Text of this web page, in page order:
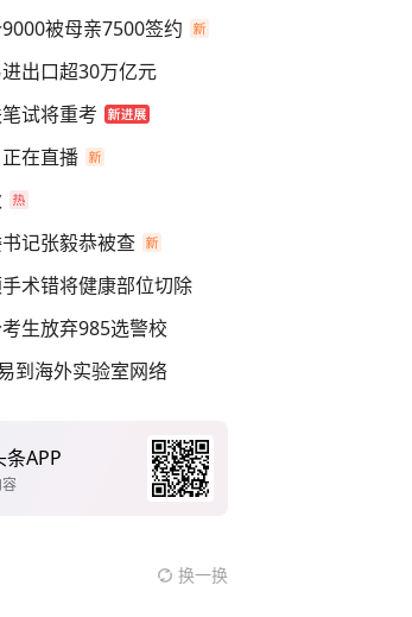
被母亲7500签约
出口超30万亿元
试将重考
正在直播
记张毅恭被查
术错将健康部位切除
生放弃985选警校
到海外实验室网络
APP
换一换